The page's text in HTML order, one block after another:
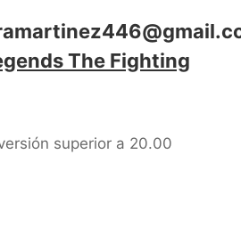
The Fighting
superior a 20.00